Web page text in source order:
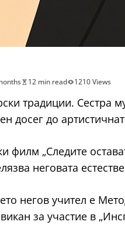
12 min read 1210 Views
традиции. Сестра
досег до
„Следите
неговата
негов учител е
за участие в